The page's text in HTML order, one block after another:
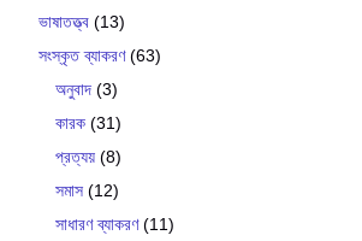
ভাষাতত্ত্ব (13)
সংস্কৃত ব্যাকরণ(63)
অনুবাদ (3)
কারক (31)
প্রত্যয় (8)
সমাস (12)
সাধারণ ব্যাকরণ(11)